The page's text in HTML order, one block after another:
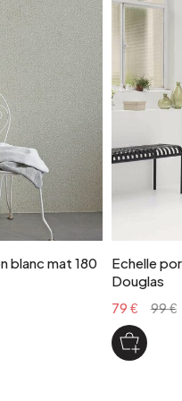
blanc mat 180
Echelle
Douglas
79 €
99 €